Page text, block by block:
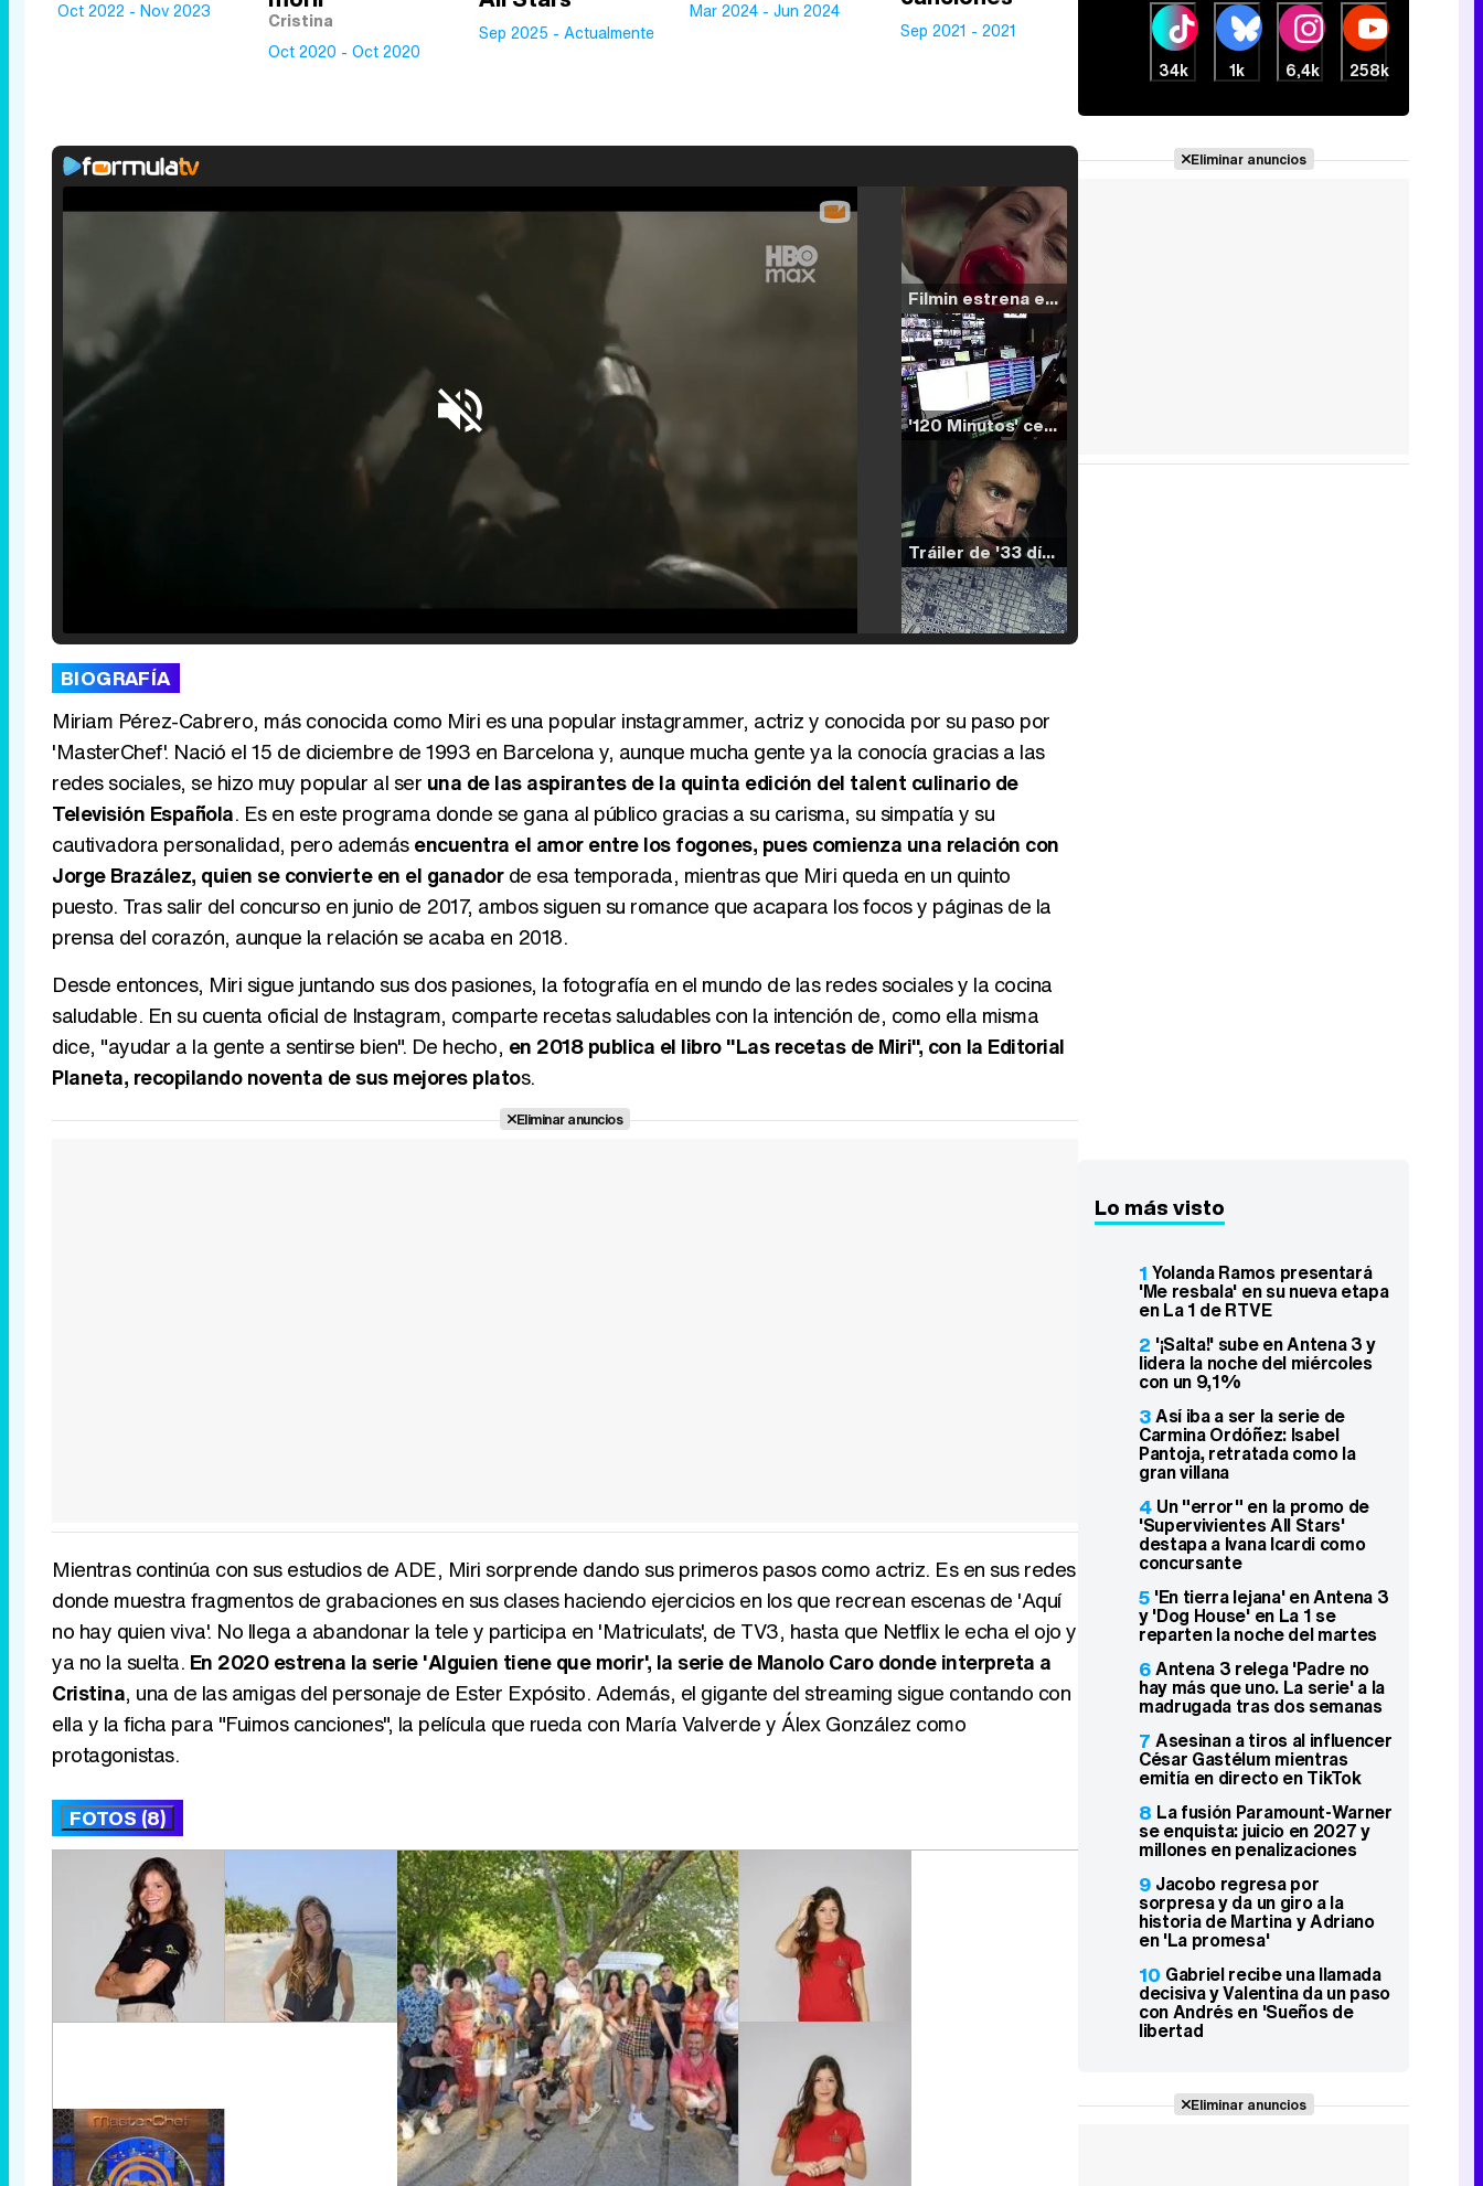
Oct 2022 - Nov 2023
Cristina
Oct 2020 - Oct 2020
Sep 2025 - Actualmente
Mar 2024 - Jun 2024
Sep 2021 - 2021
Filmin estrena el tráiler de 'Millennial Mal', su nueva comedia universitaria de la mano de Lorena Iglesias
'120 Minutos' celebra sus 2.000 programas en Telemadrid con un vídeo del día a día en la redacción
Tráiler de '33 días', la nueva serie de Atresplayer con Julián Villagrán y José Manuel Poga
BIOGRAFÍA
Miriam Pérez-Cabrero, más conocida como Miri es una popular instagrammer, actriz y conocida por su paso por
'MasterChef'. Nació el 15 de diciembre de 1993 en Barcelona y, aunque mucha gente ya la conocía gracias a las
redes sociales, se hizo muy popular al ser una de las aspirantes de la quinta edición del talent culinario de
Televisión Española. Es en este programa donde se gana al público gracias a su carisma, su simpatía y su
cautivadora personalidad, pero ademásencuentra el amor entre los fogones, pues comienza una relación con
Jorge Brazález, quien se convierte en el ganadorde esa temporada, mientras que Miri queda en un quinto
puesto. Tras salir del concurso en junio de 2017, ambos siguen su romance que acapara los focos y páginas de la
prensa del corazón, aunque la relación se acaba en 2018.
Desde entonces, Miri sigue juntando sus dos pasiones, la fotografía en el mundo de las redes sociales y la cocina
saludable. En su cuenta oficial de Instagram, comparte recetas saludables con la intención de, como ella misma
dice, "ayudar a la gente a sentirse bien". De hecho, en 2018 publica el libro "Las recetas de Miri", con la Editorial
Planeta, recopilando noventa de sus mejores platos.
Eliminar anuncios
Mientras continúa con sus estudios de ADE, Miri sorprende dando sus primeros pasos como actriz. Es en sus redes
donde muestra fragmentos de grabaciones en sus clases haciendo ejercicios en los que recrean escenas de 'Aquí
no hay quien viva'. No llega a abandonar la tele y participa en 'Matriculats', de TV3, hasta que Netflix le echa el ojo y
ya no la suelta. En 2020 estrena la serie 'Alguien tiene que morir', la serie de Manolo Caro donde interpreta a
Cristina, una de las amigas del personaje de Ester Expósito. Además, el gigante del streaming sigue contando con
ella y la ficha para "Fuimos canciones", la película que rueda con María Valverde y Álex González como
protagonistas.
FOTOS (8)
34k 1k 6,4k 258k
Eliminar anuncios
Lo más visto
1 Yolanda Ramos presentará
'Me resbala' en su nueva etapa
en La 1 de RTVE
2 '¡Salta!' sube en Antena 3 y
lidera la noche del miércoles
con un 9,1%
3Así iba a ser la serie de
Carmina Ordóñez: Isabel
Pantoja, retratada como la
gran villana
4 Un "error" en la promo de
'Supervivientes All Stars'
destapa a Ivana Icardi como
concursante
5 'En tierra lejana' en Antena 3
y 'Dog House' en La 1 se
reparten la noche del martes
6Antena 3 relega 'Padre no
hay más que uno. La serie' a la
madrugada tras dos semanas
7 Asesinan a tiros al influencer
César Gastélum mientras
emitía en directo en TikTok
8 La fusión Paramount-Warner
se enquista: juicio en 2027 y
millones en penalizaciones
9 Jacobo regresa por
sorpresa y da un giro a la
historia de Martina y Adriano
en 'La promesa'
10 Gabriel recibe una llamada
decisiva y Valentina da un paso
con Andrés en 'Sueños de
libertad
Eliminar anuncios